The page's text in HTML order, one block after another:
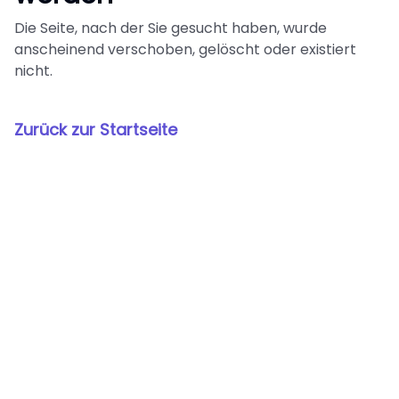
Die Seite, nach der Sie gesucht haben, wurde
anscheinend verschoben, gelöscht oder existiert
nicht.
Zurück zur Startseite